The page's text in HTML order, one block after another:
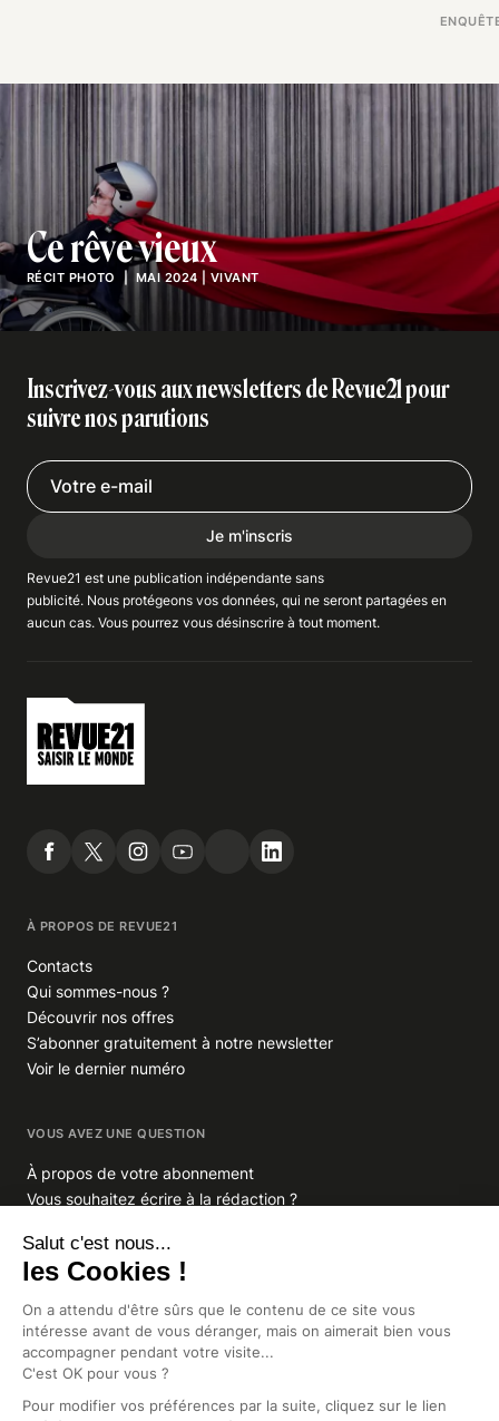
RÉCIT PHOTO | MAI 2024| VIVANT
Ce rêve vieux
Inscrivez-vous aux newsletters de Revue21 pour
suivre nos parutions
Je m'inscris
Revue21 est une publication indépendante sans
publicité. Nous protégeons vos données, qui ne seront partagées en
aucun cas. Vous pourrez vous désinscrire à tout moment.
À PROPOS DE REVUE21
Contacts
Qui sommes-nous ?
Découvrir nos offres
S’abonner gratuitement à notre newsletter
Voir le dernier numéro
VOUS AVEZ UNE QUESTION
À propos de votre abonnement
Vous souhaitez écrire à la rédaction ?
GROUPE INDIGO PUBLICATIONS
En savoir plus sur Indigo Publications
La Lettre
Glitz.paris
Africa Intelligence
Intelligence Online